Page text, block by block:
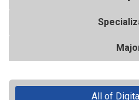
All of